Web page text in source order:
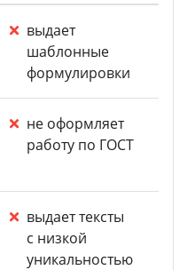
выдает
шаблонные
формулировки
не оформляет
работу по ГОСТ
выдает тексты
с низкой
уникальностью